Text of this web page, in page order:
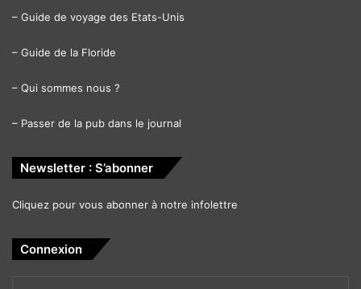
– Guide de voyage des Etats-Unis
– Guide de la Floride
– Qui sommes nous ?
– Passer de la pub dans le journal
Newsletter : S’abonner
Cliquez pour vous abonner à notre infolettre
Connexion